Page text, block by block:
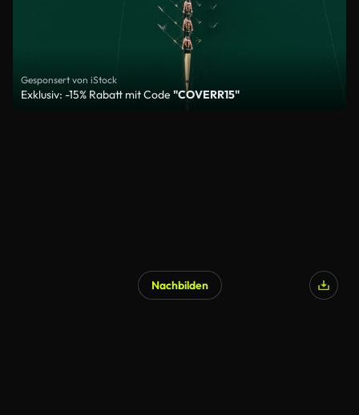
Gesponsert von iStock
Exklusiv: -15% Rabatt mit Code "COVERR15"
Nachbilden